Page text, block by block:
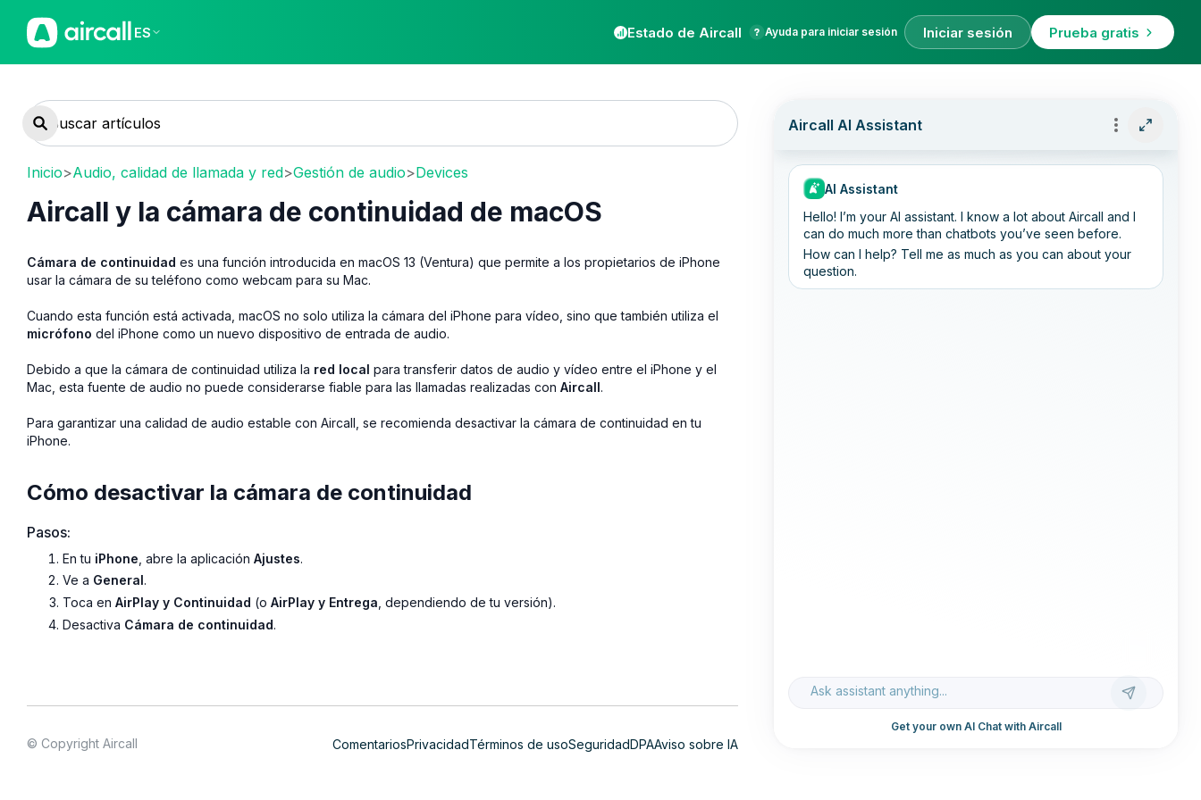
ES Estado de Aircall Ayuda para iniciar sesión Iniciar sesión Prueba gratis
Inicio>Audio, calidad de llamada y red>Gestión de audio>Devices
Aircall y la cámara de continuidad de macOS
Cámara de continuidad es una función introducida en macOS 13 (Ventura) que permite a los propietarios de iPhone
usar la cámara de su teléfono como webcam para su Mac.
Cuando esta función está activada, macOS no solo utiliza la cámara del iPhone para vídeo, sino que también utiliza el
micrófono del iPhone como un nuevo dispositivo de entrada de audio.
Debido a que la cámara de continuidad utiliza la red local para transferir datos de audio y vídeo entre el iPhone y el
Mac, esta fuente de audio no puede considerarse fiable para las llamadas realizadas con Aircall.
Para garantizar una calidad de audio estable con Aircall, se recomienda desactivar la cámara de continuidad en tu
iPhone.
Cómo desactivar la cámara de continuidad
Pasos:
En tu iPhone , abre la aplicación Ajustes.
Ve a General.
Toca en AirPlay y Continuidad (o AirPlay y Entrega , dependiendo de tu versión).
Desactiva Cámara de continuidad.
© Copyright Aircall ComentariosPrivacidadTérminos de usoSeguridadDPAAviso sobre IA